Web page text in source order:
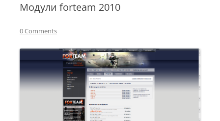
Модули forteam 2010
0 Comments